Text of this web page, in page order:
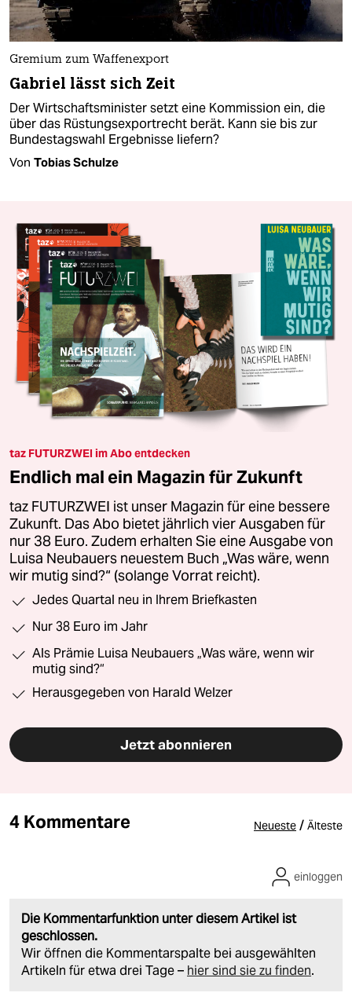
Gremium zum Waffenexport
Gabriel lässt sich Zeit
Der Wirtschaftsminister setzt eine Kommission ein, die
über das Rüstungsexportrecht berät. Kann sie bis zur
Bundestagswahl Ergebnisse liefern?
Von Tobias Schulze
taz FUTURZWEI im Abo entdecken
Endlich mal ein Magazin für Zukunft
taz FUTURZWEI ist unser Magazin für eine bessere
Zukunft. Das Abo bietet jährlich vier Ausgaben für
nur 38 Euro. Zudem erhalten Sie eine Ausgabe von
Luisa Neubauers neuestem Buch „Was wäre, wenn
wir mutig sind?“ (solange Vorrat reicht).
Jedes Quartal neu in Ihrem Briefkasten
Nur 38 Euro im Jahr
Als Prämie Luisa Neubauers „Was wäre, wenn wir
mutig sind?“
Herausgegeben von Harald Welzer
Jetzt abonnieren
4 Kommentare Neueste / Älteste
Die Kommentarfunktion unter diesem Artikel ist
geschlossen.
Wir öffnen die Kommentarspalte bei ausgewählten
Artikeln für etwa drei Tage – hier sind sie zu finden.
einloggen